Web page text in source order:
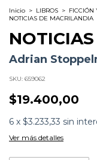
Inicio > LIBROS > FICCIÓN
NOTICIAS DE MACRILANDIA
Adrian
SKU: 659062
$19.400,00
6 x $3.233,33 sin
Ver más detalles